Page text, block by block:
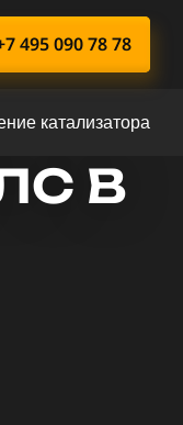
495 090 78 78
катализатора
В